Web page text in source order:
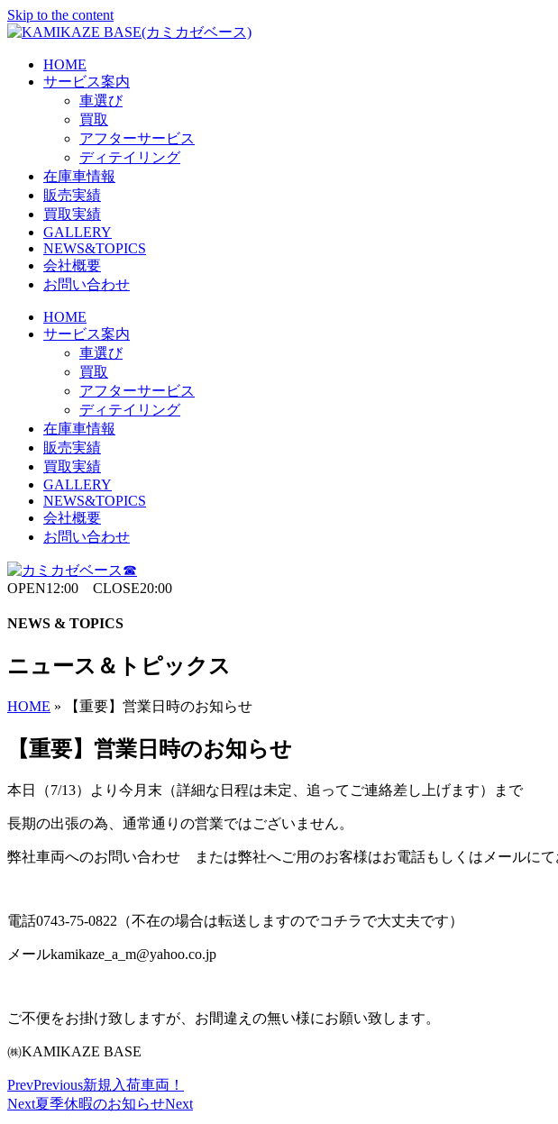
Skip to the content
HOME
サービス案内
車選び
買取
アフターサービス
ディテイリング
在庫車情報
販売実績
買取実績
GALLERY
NEWS&TOPICS
会社概要
お問い合わせ
HOME
サービス案内
車選び
買取
アフターサービス
ディテイリング
在庫車情報
販売実績
買取実績
GALLERY
NEWS&TOPICS
会社概要
お問い合わせ
OPEN12:00 CLOSE20:00
NEWS & TOPICS
ニュース＆トピックス
HOME » 【重要】営業日時のお知らせ
【重要】営業日時のお知らせ
本日（7/13）より今月末（詳細な日程は未定、追ってご連絡差し上げます）まで
長期の出張の為、通常通りの営業ではございません。
弊社車両へのお問い合わせ または弊社へご用のお客様はお電話もしくはメールにて
電話0743-75-0822（不在の場合は転送しますのでコチラで大丈夫です）
メールkamikaze_a_m@yahoo.co.jp
ご不便をお掛け致しますが、お間違えの無い様にお願い致します。
㈱KAMIKAZE BASE
PrevPrevious新規入荷車両！
Next夏季休暇のお知らせNext